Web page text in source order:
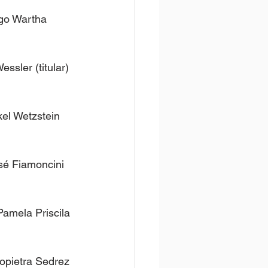
Wartha
(titular)
Wetzstein
Fiamoncini
Priscila
Sedrez